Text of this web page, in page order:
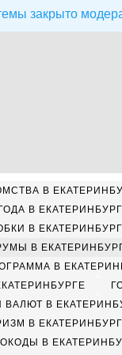
закрыто
В
В
В
В
В
ВАЛЮТ В
В
В